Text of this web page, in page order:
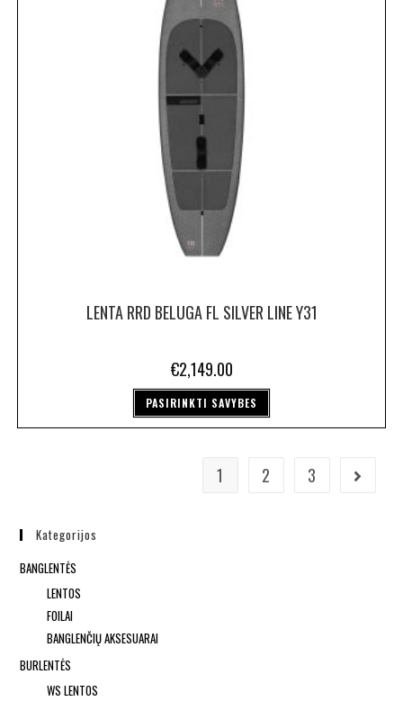
LENTA RRD BELUGA FL SILVER LINE Y31
€2,149.00
PASIRINKTI SAVYBES
1 2 3
Kategorijos
BANGLENTĖS
LENTOS
FOILAI
BANGLENČIŲ AKSESUARAI
BURLENTĖS
WS LENTOS